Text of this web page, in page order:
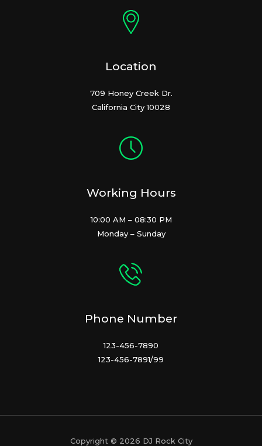
Location
709 Honey Creek Dr.
California City 10028
Working Hours
10:00 AM – 08:30 PM
Monday – Sunday
Phone Number
123-456-7890
123-456-7891/99
Copyright © 2026 DJ Rock City